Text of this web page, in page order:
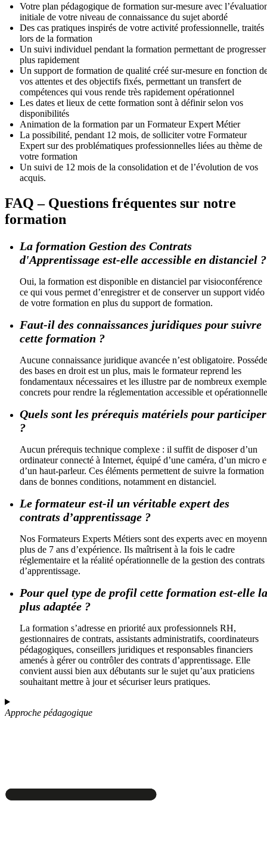
Votre plan pédagogique de formation sur-mesure avec
initiale de votre niveau de connaissance du sujet abordé
Des cas pratiques inspirés de votre activité professionnelle, traités
lors de la formation
Un suivi individuel pendant la formation permettant de progresser
plus rapidement
Un support de formation de qualité créé sur-mesure en fonction
vos attentes et des objectifs fixés, permettant un transfert de
compétences qui vous rende très rapidement opérationnel
Les dates et lieux de cette formation sont à définir selon vos
disponibilités
Animation de la formation par un Formateur Expert Métier
La possibilité, pendant 12 mois, de solliciter votre Formateur
Expert sur des problématiques professionnelles liées au thème de
votre formation
Un suivi de 12 mois de la consolidation et de l’évolution de vos
acquis.
FAQ – Questions fréquentes sur notre
formation
La formation Gestion des Contrats
d'Apprentissage est-elle accessible en distanciel ?
Oui, la formation est disponible en distanciel par visioconférence
ce qui vous permet d’enregistrer et de conserver un support vidéo
de votre formation en plus du support de formation.
Faut-il des connaissances juridiques pour suivre
cette formation ?
Aucune connaissance juridique avancée n’est obligatoire.
des bases en droit est un plus, mais le formateur reprend les
fondamentaux nécessaires et les illustre par de nombreux
concrets pour rendre la réglementation accessible et
Quels sont les prérequis matériels pour participer
?
Aucun prérequis technique complexe : il suffit de disposer d’un
ordinateur connecté à Internet, équipé d’une caméra, d’un micro
d’un haut-parleur. Ces éléments permettent de suivre la formation
dans de bonnes conditions, notamment en distanciel.
Le formateur est-il un véritable expert des
contrats d’apprentissage ?
Nos Formateurs Experts Métiers sont des experts avec en
plus de 7 ans d’expérience. Ils maîtrisent à la fois le cadre
réglementaire et la réalité opérationnelle de la gestion des contrats
d’apprentissage.
Pour quel type de profil cette formation est-elle la
plus adaptée ?
La formation s’adresse en priorité aux professionnels RH,
gestionnaires de contrats, assistants administratifs, coordinateurs
pédagogiques, conseillers juridiques et responsables financiers
amenés à gérer ou contrôler des contrats d’apprentissage. Elle
convient aussi bien aux débutants sur le sujet qu’aux praticiens
souhaitant mettre à jour et sécuriser leurs pratiques.
Approche pédagogique